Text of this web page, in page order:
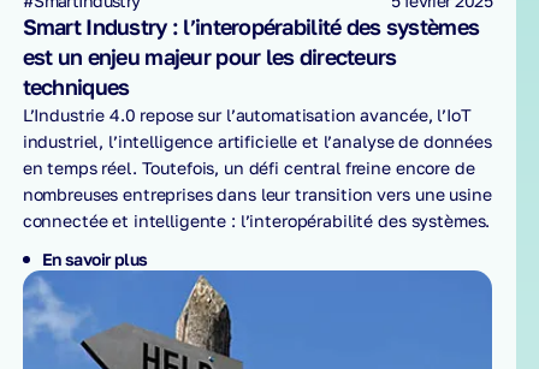
Smart Industry : l’interopérabilité des systèmes
est un enjeu majeur pour les directeurs
techniques
L’Industrie 4.0 repose sur l’automatisation avancée, l’IoT
industriel, l’intelligence artificielle et l’analyse de données
en temps réel. Toutefois, un défi central freine encore de
nombreuses entreprises dans leur transition vers une usine
connectée et intelligente : l’interopérabilité des systèmes.
En savoir plus